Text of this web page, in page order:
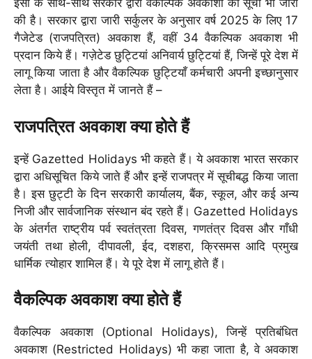
इसी के साथ-साथ सरकार द्वारा वैकल्पिक अवकाशों की सूची भी जारी
की है। सरकार द्वारा जारी सर्कुलर के अनुसार वर्ष 2025 के लिए 17
गैजेटेड (राजपत्रित) अवकाश हैं, वहीं 34 वैकल्पिक अवकाश भी
प्रदान किये हैं। गज़ेटेड छुट्टियां अनिवार्य छुट्टियां हैं, जिन्हें पूरे देश में
लागू किया जाता है और वैकल्पिक छुट्टियाँ कर्मचारी अपनी इच्छानुसार
लेता है। आईये विस्तृत में जानते हैं –
राजपत्रित अवकाश क्या होते हैं
इन्हें Gazetted Holidays भी कहते हैं। ये अवकाश भारत सरकार
द्वारा अधिसूचित किये जाते हैं और इन्हें राजपत्र में सूचीबद्ध किया जाता
है। इस छुट्टी के दिन सरकारी कार्यालय, बैंक, स्कूल, और कई अन्य
निजी और सार्वजानिक संस्थान बंद रहते हैं। Gazetted Holidays
के अंतर्गत राष्ट्रीय पर्व स्वतंत्रता दिवस, गणतंत्र दिवस और गाँधी
जयंती तथा होली, दीपावली, ईद, दशहरा, क्रिसमस आदि प्रमुख
धार्मिक त्योहार शामिल हैं। ये पूरे देश में लागू होते हैं।
वैकल्पिक अवकाश क्या होते हैं
वैकल्पिक अवकाश (Optional Holidays), जिन्हें प्रतिबंधित
अवकाश (Restricted Holidays) भी कहा जाता है, वे अवकाश